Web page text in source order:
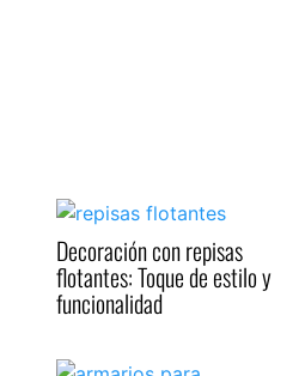
Decoración con repisas
flotantes: Toque de estilo y
funcionalidad